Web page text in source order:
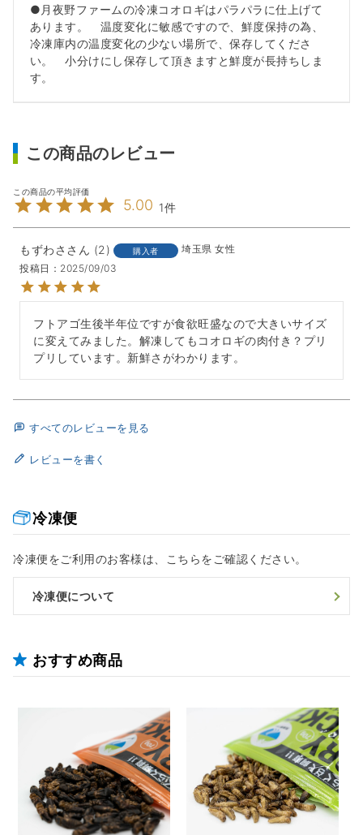
冷凍便
冷凍便をご利用のお客様は、こちらをご確認ください。
冷凍便について
おすすめ商品
●月夜野ファームの冷凍コオロギはパラパラに仕上げて
あります。 温度変化に敏感ですので、鮮度保持の為、
冷凍庫内の温度変化の少ない場所で、保存してくださ
い。 小分けにし保存して頂きますと鮮度が長持ちしま
す。
この商品のレビュー
5.00 1
もずわさ 2 購入者 埼玉県 女性
投稿日
2025/09/03
フトアゴ生後半年位ですが食欲旺盛なので大きいサイズ
に変えてみました。解凍してもコオロギの肉付き？プリ
プリしています。新鮮さがわかります。
すべてのレビューを見る
レビューを書く